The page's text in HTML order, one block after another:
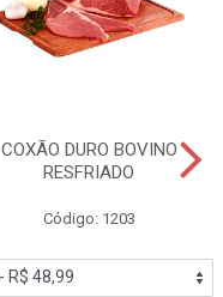
COXÃO DURO BOVINO
RESFRIADO
Código: 1203